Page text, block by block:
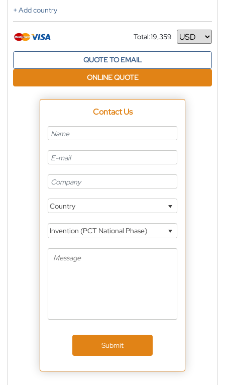
+ Add country
Total:19,359
Currency
QUOTE TO EMAIL
ONLINE QUOTE
Contact Us
Country
Invention (PCT National Phase)
Submit